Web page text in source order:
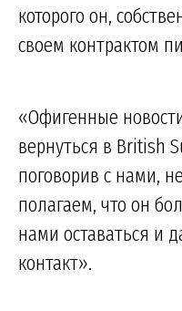
которого он,
своем контрактом
«Офигенные
вернуться в British
поговорив с нами,
полагаем, что он
нами оставаться и
контакт».